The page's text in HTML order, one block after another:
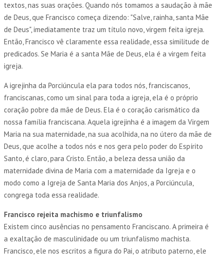
textos, nas suas orações. Quando nós tomamos a saudação à mãe
de Deus, que Francisco começa dizendo: "Salve, rainha, santa Mãe
de Deus", imediatamente traz um título novo, virgem feita igreja.
Então, Francisco vê claramente essa realidade, essa similitude de
predicados. Se Maria é a santa Mãe de Deus, ela é a virgem feita
igreja.
A igrejinha da Porciúncula ela para todos nós, franciscanos,
franciscanas, como um sinal para toda a igreja, ela é o próprio
coração pobre da mãe de Deus. Ela é o coração carismático da
nossa família franciscana. Aquela igrejinha é a imagem da Virgem
Maria na sua maternidade, na sua acolhida, na no útero da mãe de
Deus, que acolhe a todos nós e nos gera pelo poder do Espírito
Santo, é claro, para Cristo. Então, a beleza dessa união da
maternidade divina de Maria com a maternidade da Igreja e o
modo como a Igreja de Santa Maria dos Anjos, a Porciúncula,
congrega toda essa realidade.
Francisco rejeita machismo e triunfalismo
Existem cinco ausências no pensamento Franciscano. A primeira é
a exaltação de masculinidade ou um triunfalismo machista.
Francisco, ele nos escritos a figura do Pai, o atributo paterno, ele